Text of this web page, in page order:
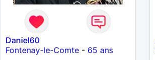
Daniel60
Fontenay-le-Comte- 65 ans